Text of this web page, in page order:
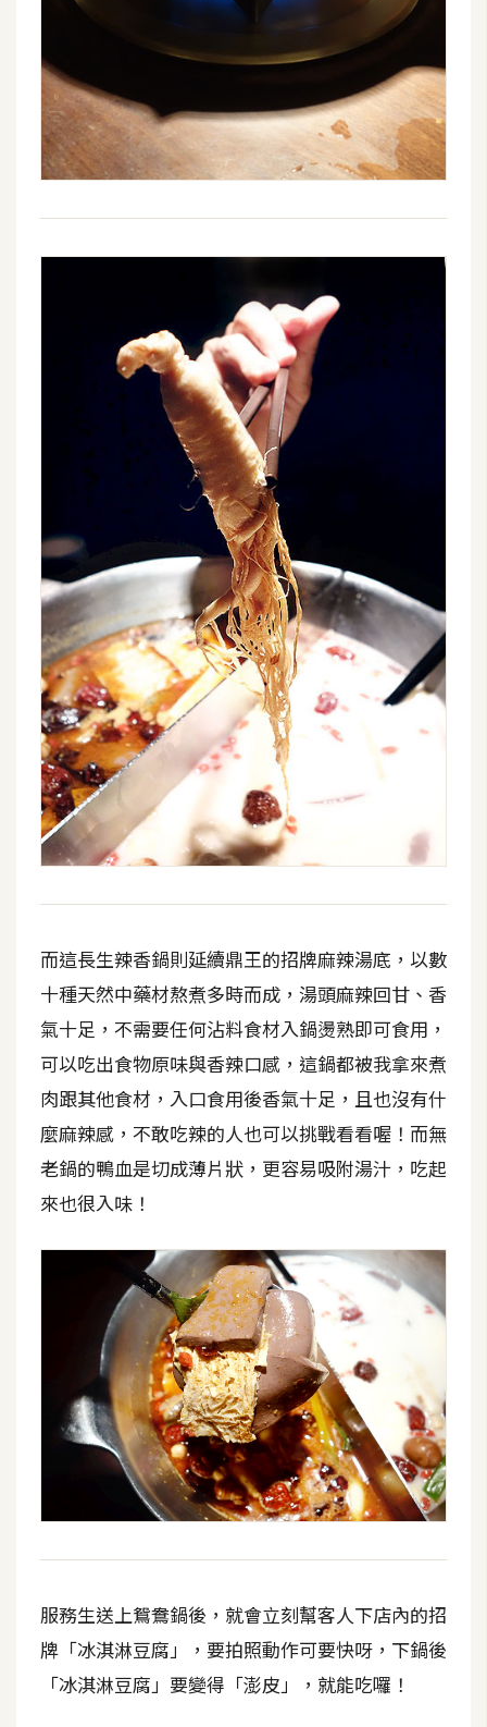
而這長生辣香鍋則延續鼎王的招牌麻辣湯底，以數
十種天然中藥材熬煮多時而成，湯頭麻辣回甘、香
氣十足，不需要任何沾料食材入鍋燙熟即可食用，
可以吃出食物原味與香辣口感，這鍋都被我拿來煮
肉跟其他食材，入口食用後香氣十足，且也沒有什
麼麻辣感，不敢吃辣的人也可以挑戰看看喔！而無
老鍋的鴨血是切成薄片狀，更容易吸附湯汁，吃起
來也很入味！
服務生送上鴛鴦鍋後，就會立刻幫客人下店內的招
牌「冰淇淋豆腐」，要拍照動作可要快呀，下鍋後
「冰淇淋豆腐」要變得「澎皮」，就能吃囉！